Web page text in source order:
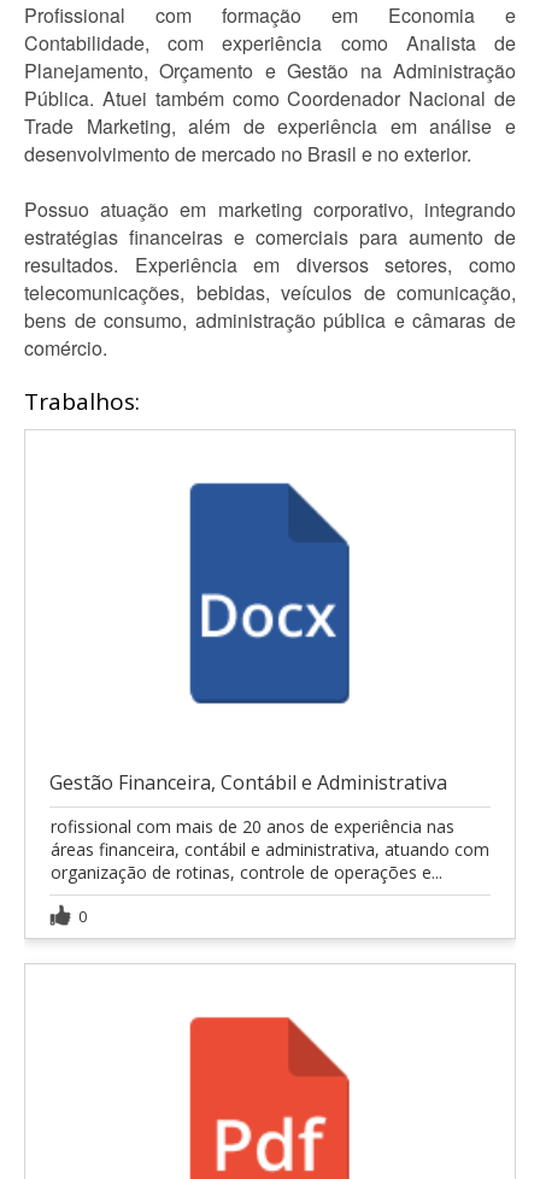
Profissional com formação em Economia e
Contabilidade, com experiência como Analista de
Planejamento, Orçamento e Gestão na Administração
Pública. Atuei também como Coordenador Nacional de
Trade Marketing, além de experiência em análise e
desenvolvimento de mercado no Brasil e no exterior.
Possuo atuação em marketing corporativo, integrando
estratégias financeiras e comerciais para aumento de
resultados. Experiência em diversos setores, como
telecomunicações, bebidas, veículos de comunicação,
bens de consumo, administração pública e câmaras de
comércio.
Trabalhos:
Gestão Financeira, Contábil e Administrativa
rofissional com mais de 20 anos de experiência nas
áreas financeira, contábil e administrativa, atuando com
organização de rotinas, controle de operações e...
0